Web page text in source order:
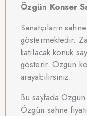
Özgün Konser
Sanatçıların
göstermektedir.
katılacak konuk
gösterir. Özgün
arayabilirsiniz.
Bu sayfada
Özgün sahne